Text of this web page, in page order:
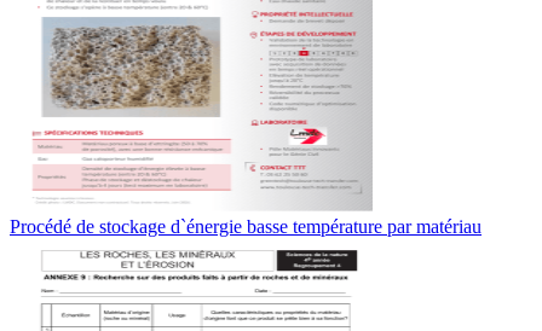
Procédé de stockage d`énergie basse température par matériau